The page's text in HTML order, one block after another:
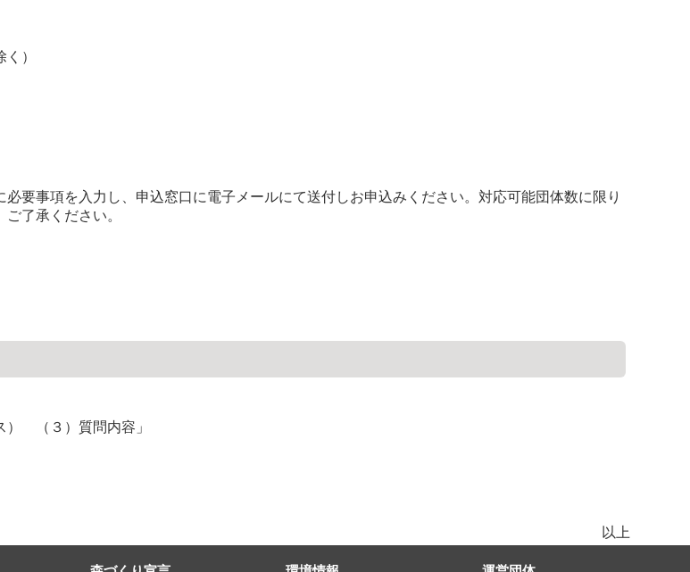
）
要事項を入力し、申込窓口に電子メールにて送付しお申込みください。対応可能団体数に限り
了承ください。
（３）質問内容」
以上